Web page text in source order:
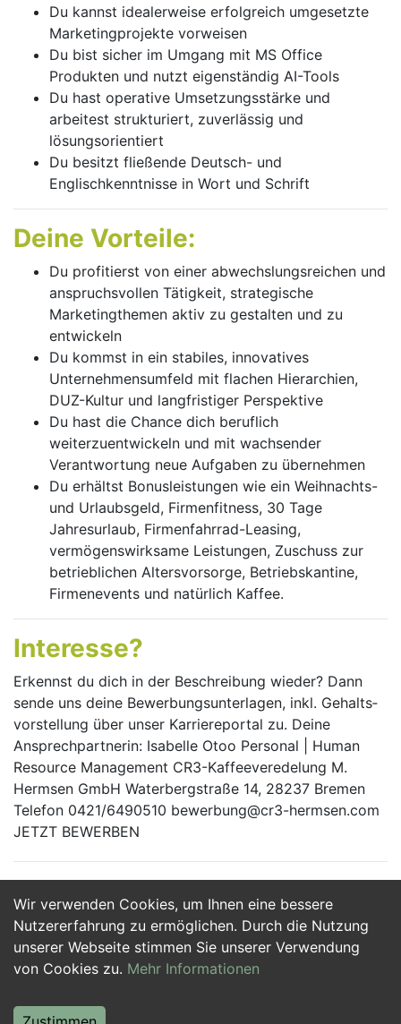
Wir verwenden Cookies, um Ihnen eine bessere
Nutzererfahrung zu ermöglichen. Durch die Nutzung
unserer Webseite stimmen Sie unserer Verwendung
von Cookies zu. Mehr Informationen
Du kannst idealerweise erfolgreich umgesetzte
Marketingprojekte vorweisen
Du bist sicher im Umgang mit MS Office
Produkten und nutzt eigenständig AI-Tools
Du hast operative Umsetzungsstärke und
arbeitest strukturiert, zuverlässig und
lösungsorientiert
Du besitzt fließende Deutsch- und
Englischkenntnisse in Wort und Schrift
Deine Vorteile:
Du profitierst von einer abwechslungsreichen und
anspruchsvollen Tätigkeit, strategische
Marketingthemen aktiv zu gestalten und zu
entwickeln
Du kommst in ein stabiles, innovatives
Unternehmensumfeld mit flachen Hierarchien,
DUZ-Kultur und langfristiger Perspektive
Du hast die Chance dich beruflich
weiterzuentwickeln und mit wachsender
Verantwortung neue Aufgaben zu übernehmen
Du erhältst Bonusleistungen wie ein Weihnachts-
und Urlaubsgeld, Firmenfitness, 30 Tage
Jahresurlaub, Firmenfahrrad-Leasing,
vermögenswirksame Leistungen, Zuschuss zur
betrieblichen Altersvorsorge, Betriebskantine,
Firmenevents und natürlich Kaffee.
Interesse?
Erkennst du dich in der Beschreibung wieder? Dann
sende uns deine Bewerbungs­unterlagen, inkl. Gehalts­
vorstellung über unser Karriere­portal zu. Deine
Ansprechpartnerin: Isabelle Otoo Personal | Human
Resource Management CR3-Kaffeeveredelung M.
Hermsen GmbH Waterbergstraße 14, 28237 Bremen
Telefon 0421/6490510 bewerbung@cr3-hermsen.com
JETZT BEWERBEN
Jetzt Bewerben